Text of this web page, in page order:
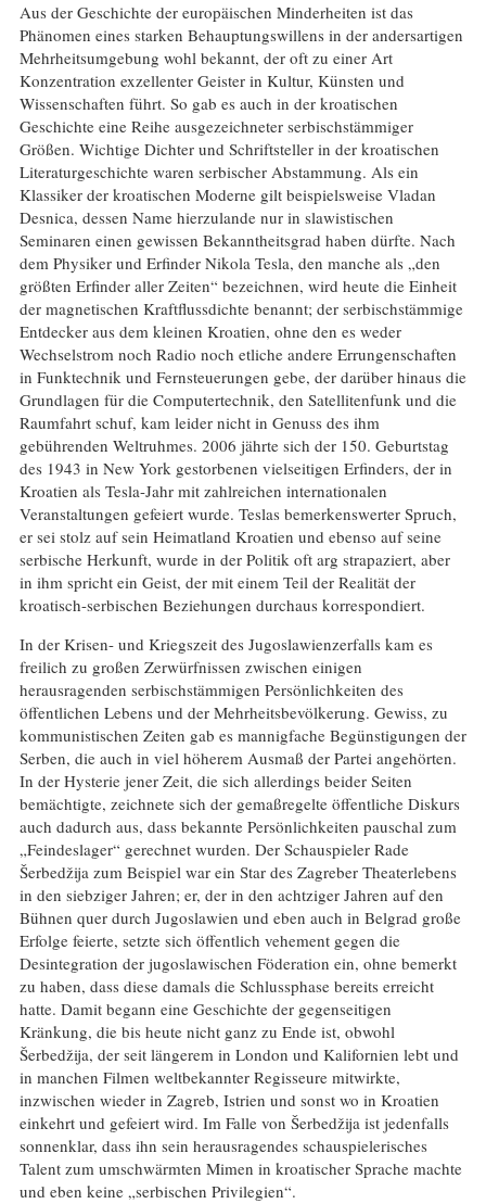
Aus der Geschichte der europäischen Minderheiten ist das
Phänomen eines starken Behauptungswillens in der andersartigen
Mehrheitsumgebung wohl bekannt, der oft zu einer Art
Konzentration exzellenter Geister in Kultur, Künsten und
Wissenschaften führt. So gab es auch in der kroatischen
Geschichte eine Reihe ausgezeichneter serbischstämmiger
Größen. Wichtige Dichter und Schriftsteller in der kroatischen
Literaturgeschichte waren serbischer Abstammung. Als ein
Klassiker der kroatischen Moderne gilt beispielsweise Vladan
Desnica, dessen Name hierzulande nur in slawistischen
Seminaren einen gewissen Bekanntheitsgrad haben dürfte. Nach
dem Physiker und Erfinder Nikola Tesla, den manche als „den
größten Erfinder aller Zeiten“ bezeichnen, wird heute die Einheit
der magnetischen Kraftflussdichte benannt; der serbischstämmige
Entdecker aus dem kleinen Kroatien, ohne den es weder
Wechselstrom noch Radio noch etliche andere Errungenschaften
in Funktechnik und Fernsteuerungen gebe, der darüber hinaus die
Grundlagen für die Computertechnik, den Satellitenfunk und die
Raumfahrt schuf, kam leider nicht in Genuss des ihm
gebührenden Weltruhmes. 2006 jährte sich der 150. Geburtstag
des 1943 in New York gestorbenen vielseitigen Erfinders, der in
Kroatien als Tesla-Jahr mit zahlreichen internationalen
Veranstaltungen gefeiert wurde. Teslas bemerkenswerter Spruch,
er sei stolz auf sein Heimatland Kroatien und ebenso auf seine
serbische Herkunft, wurde in der Politik oft arg strapaziert, aber
in ihm spricht ein Geist, der mit einem Teil der Realität der
kroatisch-serbischen Beziehungen durchaus korrespondiert.
In der Krisen- und Kriegszeit des Jugoslawienzerfalls kam es
freilich zu großen Zerwürfnissen zwischen einigen
herausragenden serbischstämmigen Persönlichkeiten des
öffentlichen Lebens und der Mehrheitsbevölkerung. Gewiss, zu
kommunistischen Zeiten gab es mannigfache Begünstigungen der
Serben, die auch in viel höherem Ausmaß der Partei angehörten.
In der Hysterie jener Zeit, die sich allerdings beider Seiten
bemächtigte, zeichnete sich der gemaßregelte öffentliche Diskurs
auch dadurch aus, dass bekannte Persönlichkeiten pauschal zum
„Feindeslager“ gerechnet wurden. Der Schauspieler Rade
Šerbedžija zum Beispiel war ein Star des Zagreber Theaterlebens
in den siebziger Jahren; er, der in den achtziger Jahren auf den
Bühnen quer durch Jugoslawien und eben auch in Belgrad große
Erfolge feierte, setzte sich öffentlich vehement gegen die
Desintegration der jugoslawischen Föderation ein, ohne bemerkt
zu haben, dass diese damals die Schlussphase bereits erreicht
hatte. Damit begann eine Geschichte der gegenseitigen
Kränkung, die bis heute nicht ganz zu Ende ist, obwohl
Šerbedžija, der seit längerem in London und Kalifornien lebt und
in manchen Filmen weltbekannter Regisseure mitwirkte,
inzwischen wieder in Zagreb, Istrien und sonst wo in Kroatien
einkehrt und gefeiert wird. Im Falle von Šerbedžija ist jedenfalls
sonnenklar, dass ihn sein herausragendes schauspielerisches
Talent zum umschwärmten Mimen in kroatischer Sprache machte
und eben keine „serbischen Privilegien“.